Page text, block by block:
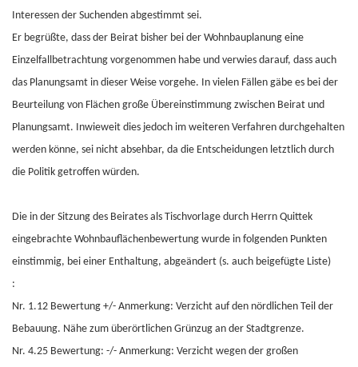
Interessen der Suchenden abgestimmt sei.
Er begrüßte, dass der Beirat bisher bei der Wohnbauplanung eine
Einzelfallbetrachtung vorgenommen habe und verwies darauf, dass auch
das Planungsamt in dieser Weise vorgehe. In vielen Fällen gäbe es bei der
Beurteilung von Flächen große Übereinstimmung zwischen Beirat und
Planungsamt. Inwieweit dies jedoch im weiteren Verfahren durchgehalten
werden könne, sei nicht absehbar, da die Entscheidungen letztlich durch
die Politik getroffen würden.
Die in der Sitzung des Beirates als Tischvorlage durch Herrn Quittek
eingebrachte Wohnbauflächenbewertung wurde in folgenden Punkten
einstimmig, bei einer Enthaltung, abgeändert (s. auch beigefügte Liste)
:
Nr. 1.12 Bewertung +/- Anmerkung: Verzicht auf den nördlichen Teil der
Bebauung. Nähe zum überörtlichen Grünzug an der Stadtgrenze.
Nr. 4.25 Bewertung: -/- Anmerkung: Verzicht wegen der großen